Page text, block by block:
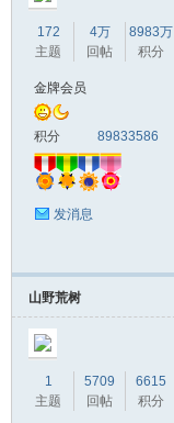
172
主题
4万
回帖
8983万
积分
金牌会员
积分 89833586
发消息
山野荒树
1
主题
5709
回帖
6615
积分